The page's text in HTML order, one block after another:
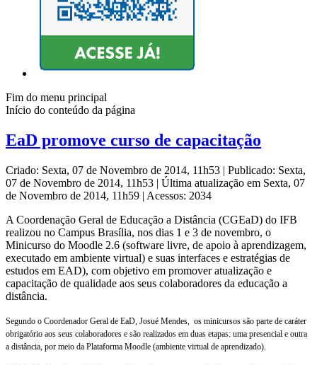
Fim do menu principal
Início do conteúdo da página
EaD promove curso de capacitação
Criado: Sexta, 07 de Novembro de 2014, 11h53 | Publicado: Sexta,
07 de Novembro de 2014, 11h53 | Última atualização em Sexta, 07
de Novembro de 2014, 11h59 | Acessos: 2034
A Coordenação Geral de Educação a Distância (CGEaD) do IFB
realizou no Campus Brasília, nos dias 1 e 3 de novembro, o
Minicurso do Moodle 2.6 (software livre, de apoio à aprendizagem,
executado em ambiente virtual) e suas interfaces e estratégias de
estudos em EAD), com objetivo em promover atualização e
capacitação de qualidade aos seus colaboradores da educação a
distância.
Segundo o Coordenador Geral de EaD, Josué Mendes, os minicursos são parte de caráter
obrigatório aos seus colaboradores e são realizados em duas etapas: uma presencial e outra
a distância, por meio da Plataforma Moodle (ambiente virtual de aprendizado).